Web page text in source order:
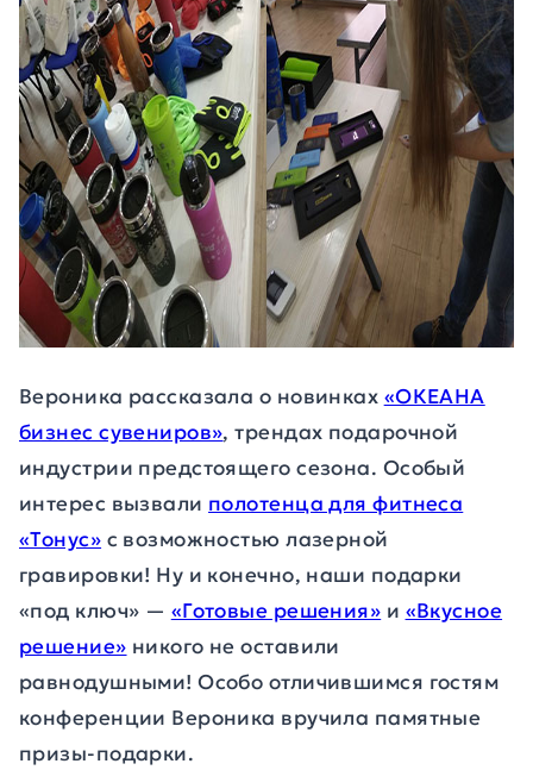
Вероника рассказала о новинках «ОКЕАНА
бизнес сувениров», трендах подарочной
индустрии предстоящего сезона. Особый
интерес вызвали полотенца для фитнеса
«Тонус» с возможностью лазерной
гравировки! Ну и конечно, наши подарки
«под ключ» — «Готовые решения» и «Вкусное
решение» никого не оставили
равнодушными! Особо отличившимся гостям
конференции Вероника вручила памятные
призы-подарки.